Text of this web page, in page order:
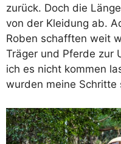
zurück. Doch die
von der Kleidung ab.
Roben schafften weit
Träger und Pferde zur
ich es nicht kommen
wurden meine Schritte